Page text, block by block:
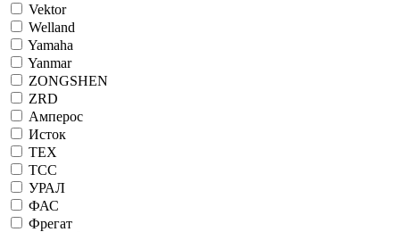
Vektor
Welland
Yamaha
Yanmar
ZONGSHEN
ZRD
Амперос
Исток
ТЕХ
ТСС
УРАЛ
ФАС
Фрегат